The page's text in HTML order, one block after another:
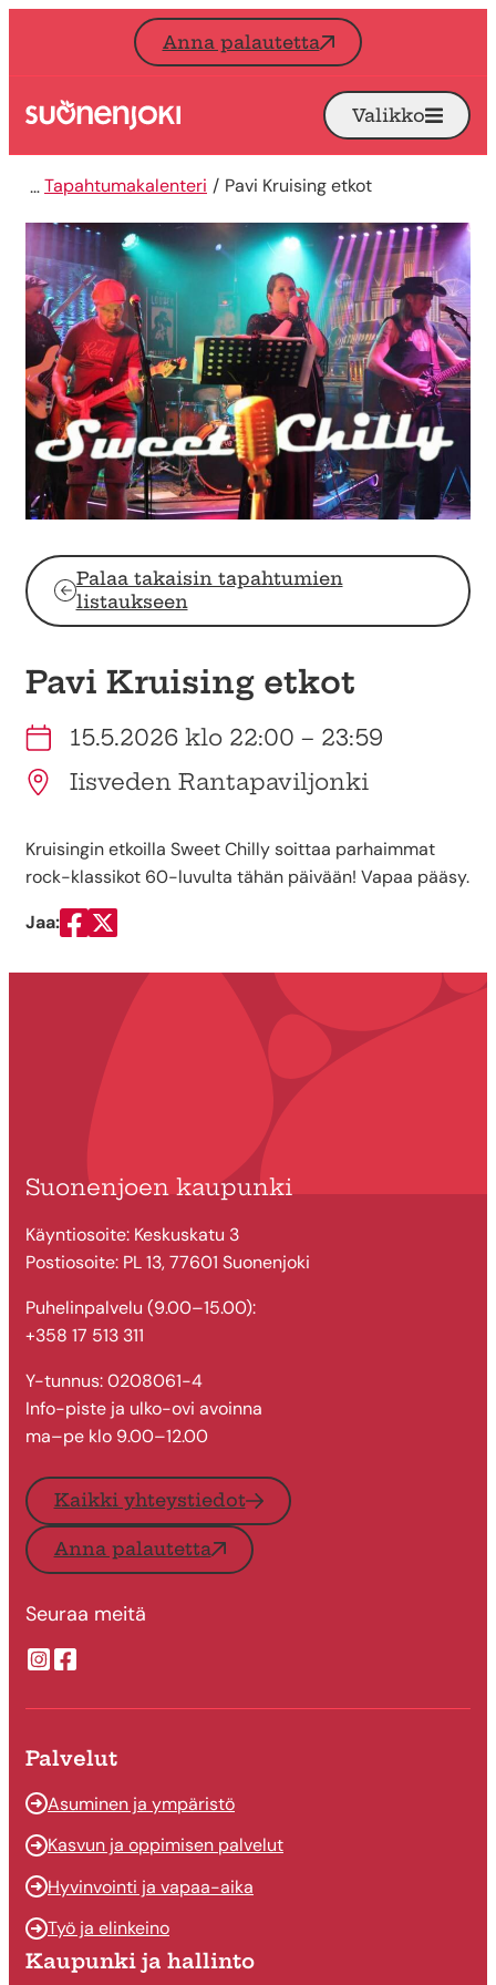
Siirry sisältöön
Anna palautetta
Etusivu Avaa
Valikko
Tapahtumakalenteri Pavi Kruising etkot
Palaa takaisin tapahtumien
listaukseen
Pavi Kruising etkot
15.5.2026 klo 22:00 – 23:59
Iisveden Rantapaviljonki
Kruisingin etkoilla Sweet Chilly soittaa parhaimmat
rock-klassikot 60-luvulta tähän päivään! Vapaa pääsy.
Jaa:
Jaa Facebookissa
Jaa Twitterissä
Suonenjoen kaupunki
Käyntiosoite: Keskuskatu 3
Postiosoite: PL 13, 77601 Suonenjoki
Puhelinpalvelu (9.00–15.00):
+358 17 513 311
Y-tunnus: 0208061-4
Info-piste ja ulko-ovi avoinna
ma–pe klo 9.00–12.00
Kaikki yhteystiedot
Anna palautetta
Seuraa meitä
Suonenjoen kaupungin Instragram
Suonenjoen kaupungin Facebook
Palvelut
Asuminen ja ympäristö
Kasvun ja oppimisen palvelut
Hyvinvointi ja vapaa-aika
Työ ja elinkeino
Kaupunki ja hallinto